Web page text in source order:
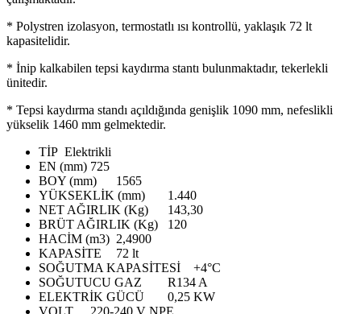
* Polystren izolasyon, termostatlı ısı kontrollü, yaklaşık 72 lt
kapasitelidir.
* İnip kalkabilen tepsi kaydırma stantı bulunmaktadır, tekerlekli
ünitedir.
* Tepsi kaydırma standı açıldığında genişlik 1090 mm, nefeslikli
yükselik 1460 mm gelmektedir.
TİP Elektrikli
EN (mm) 725
BOY (mm)
1565
YÜKSEKLİK (mm)
1.440
NET AĞIRLIK (Kg)
143,30
BRÜT AĞIRLIK (Kg)
120
HACİM (m3) 2,4900
KAPASİTE
72 lt
SOĞUTMA KAPASİTESİ
+4°C
SOĞUTUCU GAZ
R134 A
ELEKTRİK GÜCÜ
0,25 KW
VOLT
220-240 V NPE